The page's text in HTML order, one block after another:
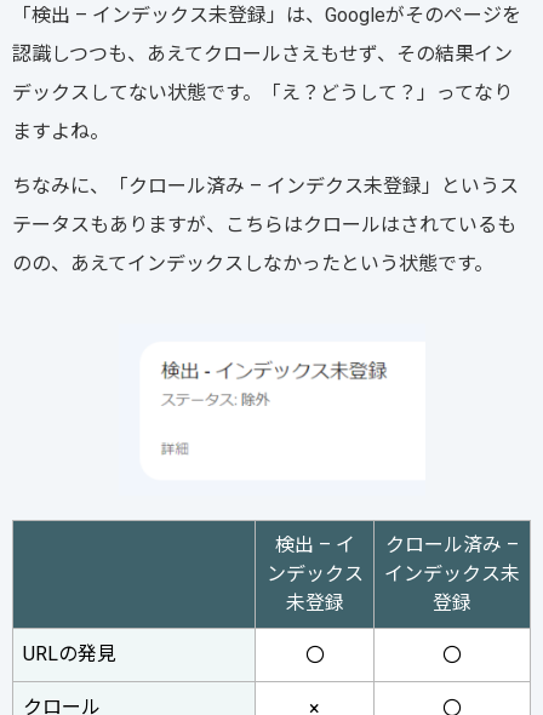
「検出 – インデックス未登録」は、Googleがそのページを
認識しつつも、あえてクロールさえもせず、その結果イン
デックスしてない状態です。「え？どうして？」ってなり
ますよね。
ちなみに、「クロール済み – インデクス未登録」というス
テータスもありますが、こちらはクロールはされているも
のの、あえてインデックスしなかったという状態です。
検出 – イ
ンデックス
未登録
クロール済み –
インデックス未
登録
URLの発見 〇 〇
クロール × 〇